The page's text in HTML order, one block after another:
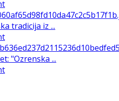
tradicija iz ...
"Ozrenska ...